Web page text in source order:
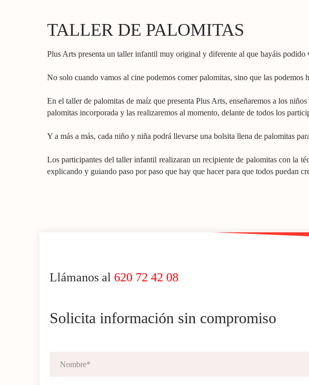
TALLER DE PALOMITAS
Plus Arts presenta un taller infantil muy original y diferente al que hayáis podido
No solo cuando vamos al cine podemos comer palomitas, sino que las podemos
En el taller de palomitas de maíz que presenta Plus Arts, enseñaremos a los
palomitas incorporada y las realizaremos al momento, delante de todos los
Y a más a más, cada niño y niña podrá llevarse una bolsita llena de palomitas
Los participantes del taller infantil realizaran un recipiente de palomitas con la
explicando y guiando paso por paso que hay que hacer para que todos puedan
Llámanos al 620 72 42 08
Solicita información sin compromiso